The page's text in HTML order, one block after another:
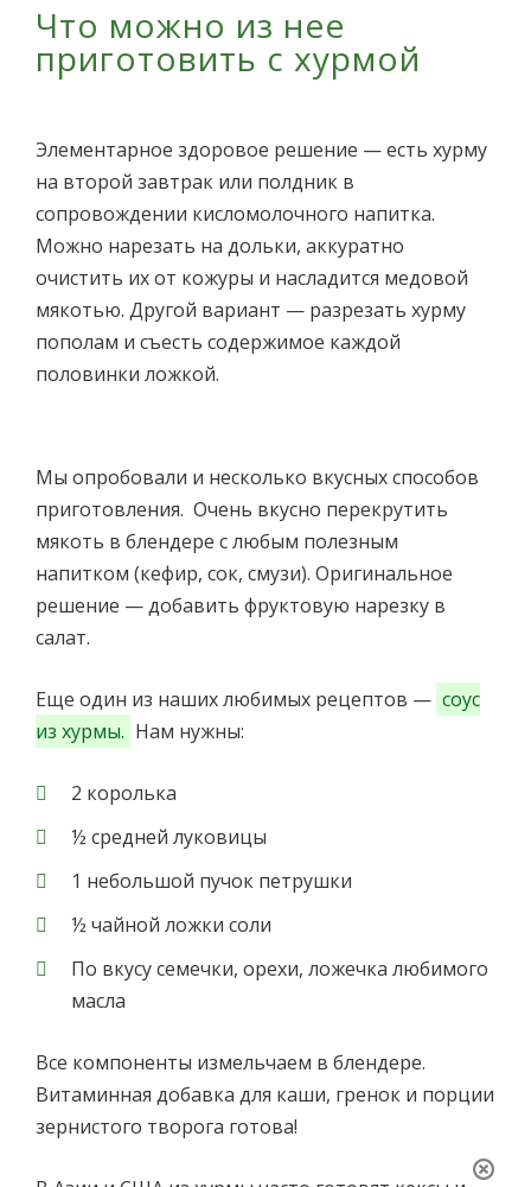
Что можно из нее
приготовить с хурмой
Элементарное здоровое решение — есть хурму
на второй завтрак или полдник в
сопровождении кисломолочного напитка.
Можно нарезать на дольки, аккуратно
очистить их от кожуры и насладится медовой
мякотью. Другой вариант — разрезать хурму
пополам и съесть содержимое каждой
половинки ложкой.
Мы опробовали и несколько вкусных способов
приготовления. Очень вкусно перекрутить
мякоть в блендере с любым полезным
напитком (кефир, сок, смузи). Оригинальное
решение — добавить фруктовую нарезку в
салат.
Еще один из наших любимых рецептов — соус
из хурмы. Нам нужны:
2 королька
½ средней луковицы
1 небольшой пучок петрушки
½ чайной ложки соли
По вкусу семечки, орехи, ложечка любимого
масла
Все компоненты измельчаем в блендере.
Витаминная добавка для каши, гренок и порции
зернистого творога готова!